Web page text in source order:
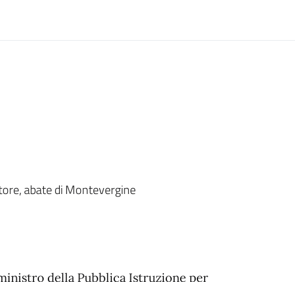
abate di Montevergine
della Pubblica Istruzione per